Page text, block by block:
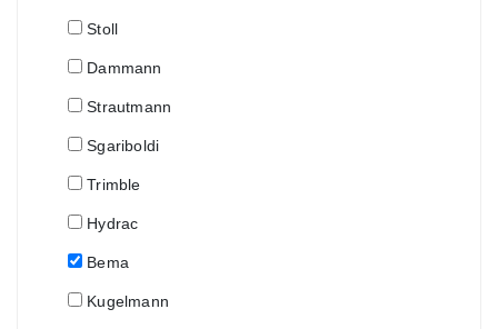
Stoll
Dammann
Strautmann
Sgariboldi
Trimble
Hydrac
Bema
Kugelmann